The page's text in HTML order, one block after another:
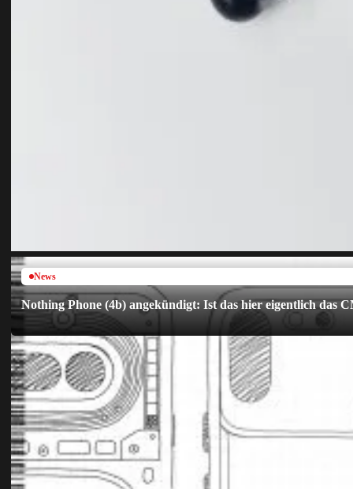
News
Nothing Phone (4b) angekündigt: Ist das hier eigentlich das